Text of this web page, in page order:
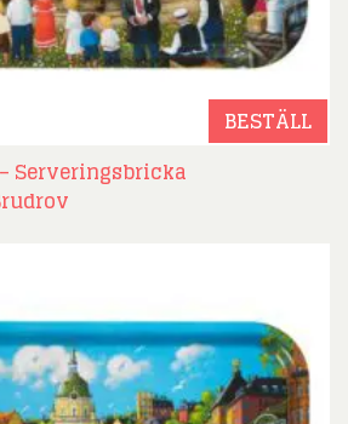
BESTÄLL
Serveringsbricka